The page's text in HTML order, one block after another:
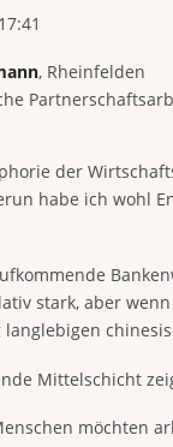
, Rheinfelden
der
habe ich wohl
stark, aber
Mittelschicht
möchten